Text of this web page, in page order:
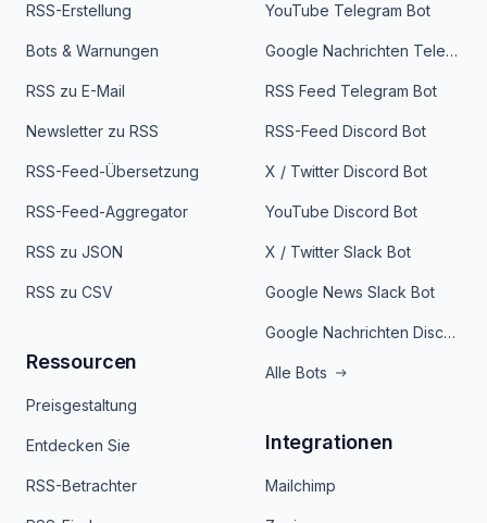
RSS-Erstellung
Bots & Warnungen
RSS zu E-Mail
Newsletter zu RSS
RSS-Feed-Übersetzung
RSS-Feed-Aggregator
RSS zu JSON
RSS zu CSV
Ressourcen
Preisgestaltung
Entdecken Sie
RSS-Betrachter
YouTube Telegram Bot
Google Nachrichten Telegram Bot
RSS Feed Telegram Bot
RSS-Feed Discord Bot
X / Twitter Discord Bot
YouTube Discord Bot
X / Twitter Slack Bot
Google News Slack Bot
Google Nachrichten Discord Bot
Alle Bots
Integrationen
Mailchimp